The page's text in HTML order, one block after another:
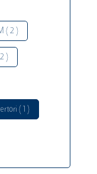
( 2 )
)
( 1 )